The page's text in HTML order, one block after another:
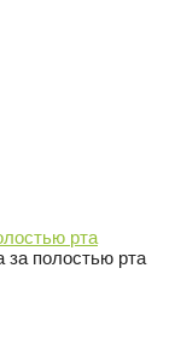
рта
за полостью рта